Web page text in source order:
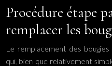
Procédure étape
remplacer les
Le remplacement des
qui, bien que relativement